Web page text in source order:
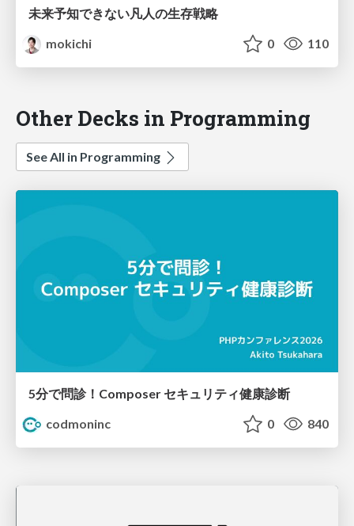
未来予知できない凡人の生存戦略
mokichi
0 110
Other Decks in Programming
See All in Programming
5分で問診！Composer セキュリティ健康診断
codmoninc
0 840